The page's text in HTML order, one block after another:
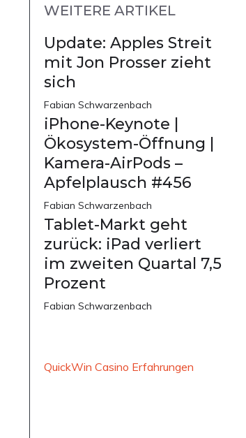
WEITERE ARTIKEL
Update: Apples Streit
mit Jon Prosser zieht
sich
Fabian Schwarzenbach
iPhone-Keynote |
Ökosystem-Öffnung |
Kamera-AirPods –
Apfelplausch #456
Fabian Schwarzenbach
Tablet-Markt geht
zurück: iPad verliert
im zweiten Quartal 7,5
Prozent
Fabian Schwarzenbach
QuickWin Casino Erfahrungen